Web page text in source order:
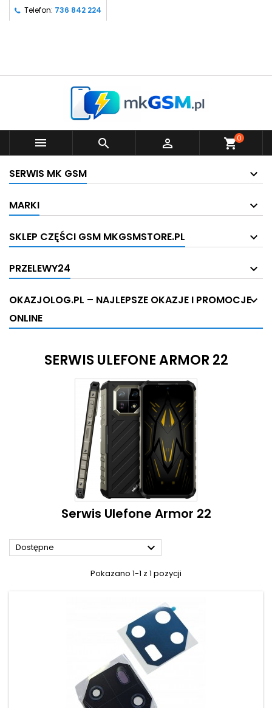
Telefon: 736 842 224
   shopping_cart0
SERWIS MK GSM
MARKI
SKLEP CZĘŚCI GSM MKGSMSTORE.PL
PRZELEWY24
OKAZJOLOG.PL – NAJLEPSZE OKAZJE I PROMOCJE
ONLINE
SERWIS ULEFONE ARMOR 22
Serwis Ulefone Armor 22
Dostępne 
Pokazano 1-1 z 1 pozycji